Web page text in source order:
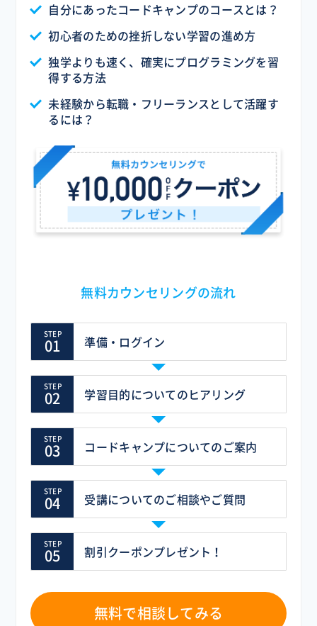
自分にあったコードキャンプのコースとは？
初心者のための挫折しない学習の進め方
独学よりも速く、確実にプログラミングを習
得する方法
未経験から転職・フリーランスとして活躍す
るには？
無料カウンセリングの流れ
準備・ログイン
学習目的についてのヒアリング
コードキャンプについてのご案内
受講についてのご相談やご質問
割引クーポンプレゼント！
無料で相談してみる